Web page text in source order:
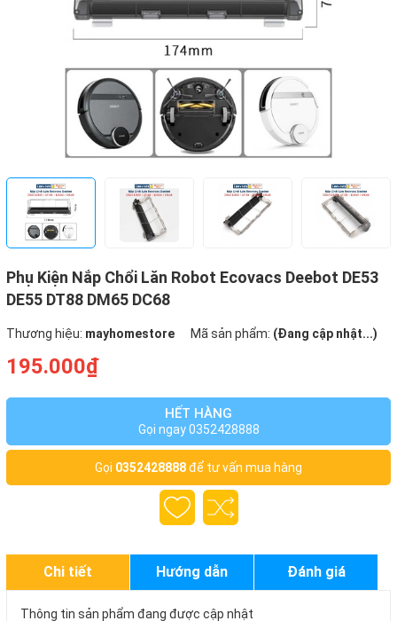
Phụ Kiện Nắp Chổi Lăn Robot Ecovacs Deebot DE53
DE55 DT88 DM65 DC68
Thương hiệu: mayhomestore Mã sản phẩm: (Đang cập nhật...)
195.000₫
HẾT HÀNG
Gọi ngay 0352428888
Gọi 0352428888để tư vấn mua hàng
Chi tiết Hướng dẫn Đánh giá
Thông tin sản phẩm đang được cập nhật